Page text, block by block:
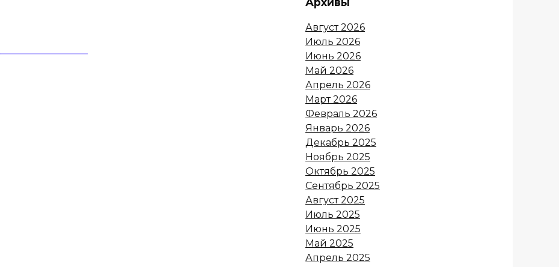
Август 2026
Июль 2026
Июнь 2026
Май 2026
Апрель 2026
Март 2026
Февраль 2026
Январь 2026
Декабрь 2025
Ноябрь 2025
Октябрь 2025
Сентябрь 2025
Август 2025
Июль 2025
Июнь 2025
Май 2025
Апрель 2025